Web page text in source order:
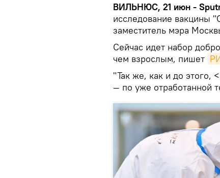
ВИЛЬНЮС, 21 июн -
исследование вакцины
заместитель мэра
Сейчас идет набор
чем взрослым, пишет
"Так же, как и до этого,
— по уже отработанной